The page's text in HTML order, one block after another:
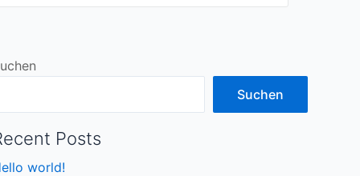
Suchen
Posts
world!